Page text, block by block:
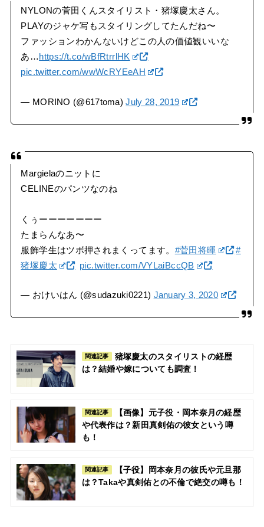
NYLONの菅田くんスタイリスト・猪塚慶太さん。
PLAYのジャケ写もスタイリングしてたんだね〜
ファッションわかんないけどこの人の価値観いいな
あ… https://t.co/wBfRtrrlHK
pic.twitter.com/wwWcRYEeAH
— MORINO (@617toma)July 28, 2019
Margielaのニットに
CELINEのパンツなのね
くぅーーーーーーー
たまらんなあ〜
服飾学生はツボ押されまくってます。 #菅田将暉
#
猪塚慶太
pic.twitter.com/VYLaiBccQB
— おけいはん (@sudazuki0221) January 3, 2020
関連記事
猪塚慶太のスタイリストの経歴
は？結婚や嫁についても調査！
関連記事
【画像】元子役・岡本奈月の経歴
や代表作は？新田真剣佑の彼女という噂
も！
関連記事
【子役】岡本奈月の彼氏や元旦那
は？Takaや真剣佑との不倫で絶交の噂も！